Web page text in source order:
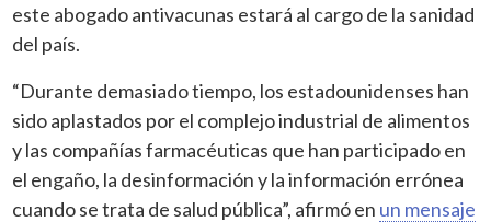
este abogado antivacunas estará al cargo de la sanidad
del país.
“Durante demasiado tiempo, los estadounidenses han
sido aplastados por el complejo industrial de alimentos
y las compañías farmacéuticas que han participado en
el engaño, la desinformación y la información errónea
cuando se trata de salud pública”, afirmó en un mensaje